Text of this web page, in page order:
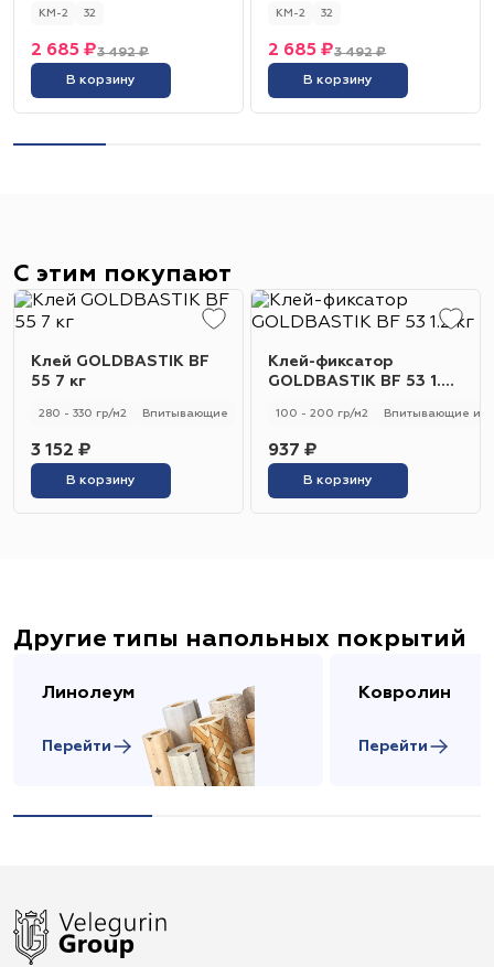
КМ-2 32
3 492 ₽
2 685 ₽
В корзину
КМ-2 32
3 492 ₽
2 685 ₽
В корзину
С этим покупают
Клей GOLDBASTIK BF
55 7 кг
280 - 330 гр/м2 Впитывающие
3 152 ₽
В корзину
Клей-фиксатор
GOLDBASTIK BF 53 1.2
100 - 200 гр/м2 Впитывающие и
937 ₽
В корзину
Другие типы напольных покрытий
Линолеум
Перейти
Ковролин
Перейти